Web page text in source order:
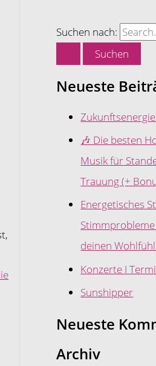
Suchen nach:
Neueste
🎶 Die besten
Musik für
Trauung (+
Energetisches
deinen
Konzerte I
Sunshipper
Neueste
Archiv